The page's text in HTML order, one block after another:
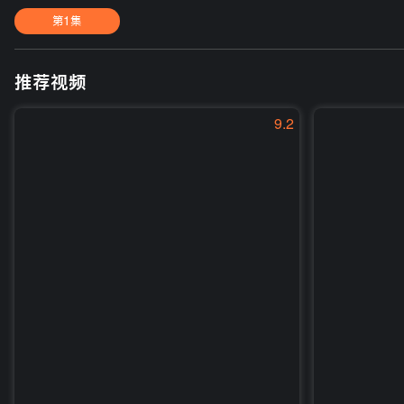
第1集
推荐视频
9.2